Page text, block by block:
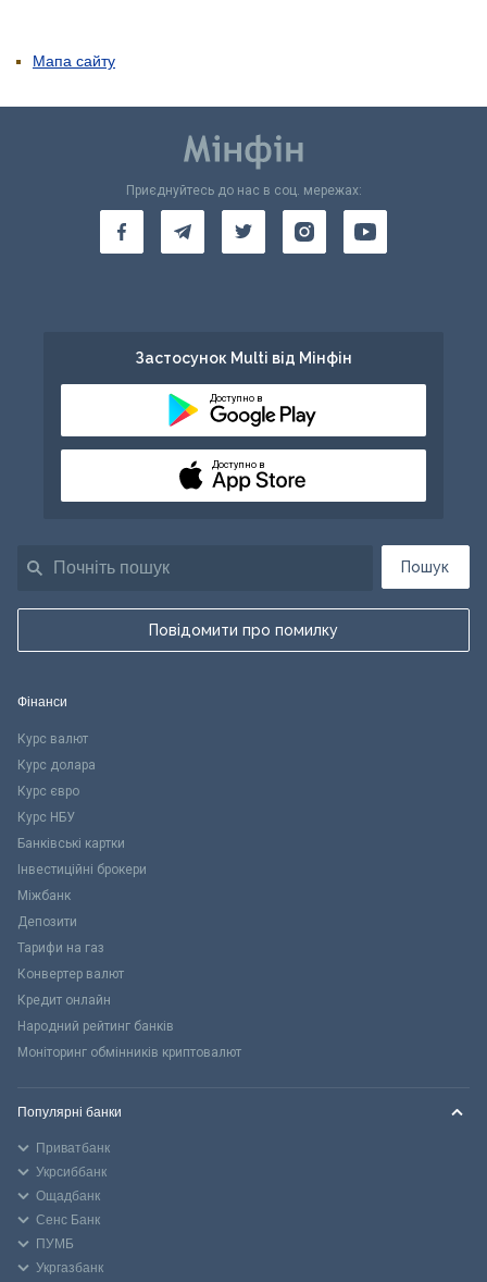
Мапа сайту
Пошук
Повідомити про помилку
Приєднуйтесь до нас в соц. мережах:
Застосунок Multi від Мінфін
Доступно в
Доступно в
Фінанси
Курс валют
Курс долара
Курс євро
Курс НБУ
Банківські картки
Інвестиційні брокери
Міжбанк
Депозити
Тарифи на газ
Конвертер валют
Кредит онлайн
Народний рейтинг банків
Моніторинг обмінників криптовалют
Популярні банки
Приватбанк
Укрсиббанк
Ощадбанк
Сенс Банк
ПУМБ
Укргазбанк